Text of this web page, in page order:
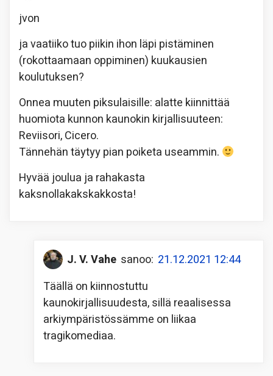
jvon
ja vaatiiko tuo piikin ihon läpi pistäminen
(rokottaamaan oppiminen) kuukausien
koulutuksen?
Onnea muuten piksulaisille: alatte kiinnittää
huomiota kunnon kaunokin kirjallisuuteen:
Reviisori, Cicero.
Tännehän täytyy pian poiketa useammin.
Hyvää joulua ja rahakasta
kaksnollakakskakkosta!
J. V. Vahe sanoo: 21.12.2021 12:44
Täällä on kiinnostuttu
kaunokirjallisuudesta, sillä reaalisessa
arkiympäristössämme on liikaa
tragikomediaa.